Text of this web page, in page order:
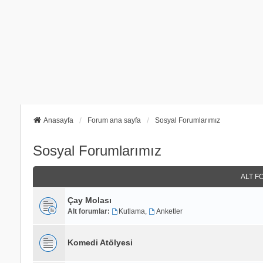
Anasayfa Forum ana sayfa Sosyal Forumlarımız
Sosyal Forumlarımız
ALT
Çay Molası
Alt forumlar: Kutlama, Anketler
Komedi Atölyesi